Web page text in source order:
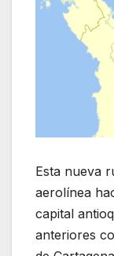
Esta nueva
aerolínea
capital
anteriores